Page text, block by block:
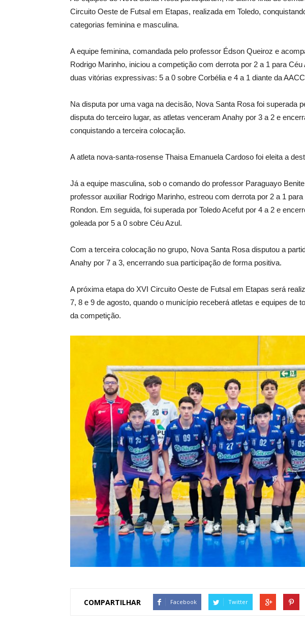
Circuito Oeste de Futsal em Etapas, realizada em Toledo,
categorias feminina e masculina.
A equipe feminina, comandada pelo professor Édson Queiroz e
Rodrigo Marinho, iniciou a competição com derrota por 2 a 1 para
duas vitórias expressivas: 5 a 0 sobre Corbélia e 4 a 1 diante da
Na disputa por uma vaga na decisão, Nova Santa Rosa foi superada
disputa do terceiro lugar, as atletas venceram Anahy por 3 a 2 e
conquistando a terceira colocação.
A atleta nova-santa-rosense Thaisa Emanuela Cardoso foi eleita a
Já a equipe masculina, sob o comando do professor Paraguayo
professor auxiliar Rodrigo Marinho, estreou com derrota por 2 a 1
Rondon. Em seguida, foi superada por Toledo Acefut por 4 a 2 e
goleada por 5 a 0 sobre Céu Azul.
Com a terceira colocação no grupo, Nova Santa Rosa disputou a
Anahy por 7 a 3, encerrando sua participação de forma positiva.
A próxima etapa do XVI Circuito Oeste de Futsal em Etapas será
7, 8 e 9 de agosto, quando o município receberá atletas e equipes de
da competição.
COMPARTILHAR Facebook Twitter